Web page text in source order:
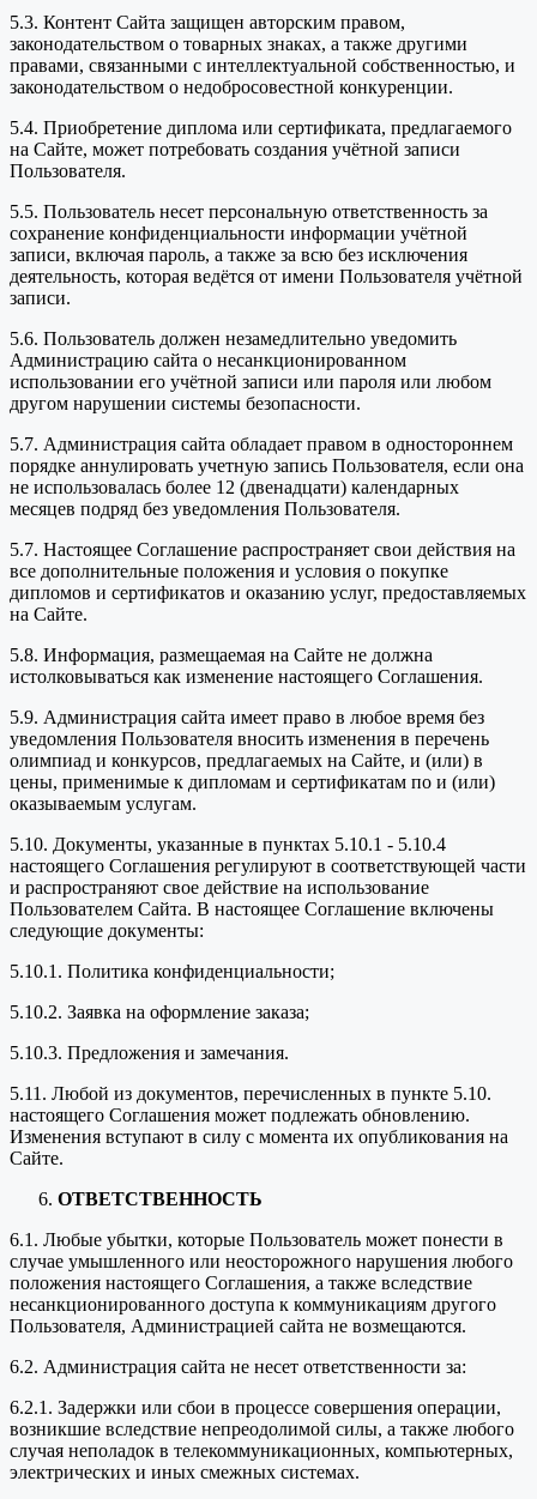
5.3. Контент Сайта защищен авторским правом,
законодательством о товарных знаках, а также другими
правами, связанными с интеллектуальной собственностью, и
законодательством о недобросовестной конкуренции.
5.4. Приобретение диплома или сертификата, предлагаемого
на Сайте, может потребовать создания учётной записи
Пользователя.
5.5. Пользователь несет персональную ответственность за
сохранение конфиденциальности информации учётной
записи, включая пароль, а также за всю без исключения
деятельность, которая ведётся от имени Пользователя учётной
записи.
5.6. Пользователь должен незамедлительно уведомить
Администрацию сайта о несанкционированном
использовании его учётной записи или пароля или любом
другом нарушении системы безопасности.
5.7. Администрация сайта обладает правом в одностороннем
порядке аннулировать учетную запись Пользователя, если она
не использовалась более 12 (двенадцати) календарных
месяцев подряд без уведомления Пользователя.
5.7. Настоящее Соглашение распространяет свои действия на
все дополнительные положения и условия о покупке
дипломов и сертификатов и оказанию услуг, предоставляемых
на Сайте.
5.8. Информация, размещаемая на Сайте не должна
истолковываться как изменение настоящего Соглашения.
5.9. Администрация сайта имеет право в любое время без
уведомления Пользователя вносить изменения в перечень
олимпиад и конкурсов, предлагаемых на Сайте, и (или) в
цены, применимые к дипломам и сертификатам по и (или)
оказываемым услугам.
5.10. Документы, указанные в пунктах 5.10.1 - 5.10.4
настоящего Соглашения регулируют в соответствующей части
и распространяют свое действие на использование
Пользователем Сайта. В настоящее Соглашение включены
следующие документы:
5.10.1. Политика конфиденциальности;
5.10.2. Заявка на оформление заказа;
5.10.3. Предложения и замечания.
5.11. Любой из документов, перечисленных в пункте 5.10.
настоящего Соглашения может подлежать обновлению.
Изменения вступают в силу с момента их опубликования на
Сайте.
ОТВЕТСТВЕННОСТЬ
6.1. Любые убытки, которые Пользователь может понести в
случае умышленного или неосторожного нарушения любого
положения настоящего Соглашения, а также вследствие
несанкционированного доступа к коммуникациям другого
Пользователя, Администрацией сайта не возмещаются.
6.2. Администрация сайта не несет ответственности за:
6.2.1. Задержки или сбои в процессе совершения операции,
возникшие вследствие непреодолимой силы, а также любого
случая неполадок в телекоммуникационных, компьютерных,
электрических и иных смежных системах.